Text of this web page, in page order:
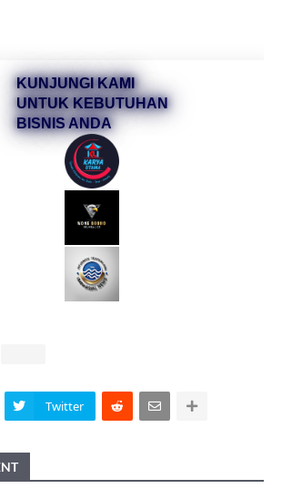
KUNJUNGI KAMI
UNTUK KEBUTUHAN
BISNIS ANDA
Twitter